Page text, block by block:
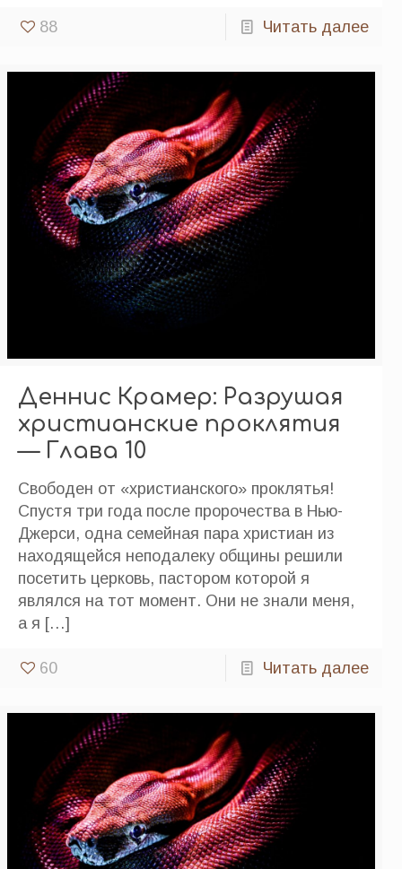
88 Читать далее
Деннис Крамер: Разрушая
христианские проклятия
— Глава 10
Свободен от «христианского» проклятья!
Спустя три года после пророчества в Нью-
Джерси, одна семейная пара христиан из
находящейся неподалеку общины решили
посетить церковь, пастором которой я
являлся на тот момент. Они не знали меня,
а я […]
60 Читать далее